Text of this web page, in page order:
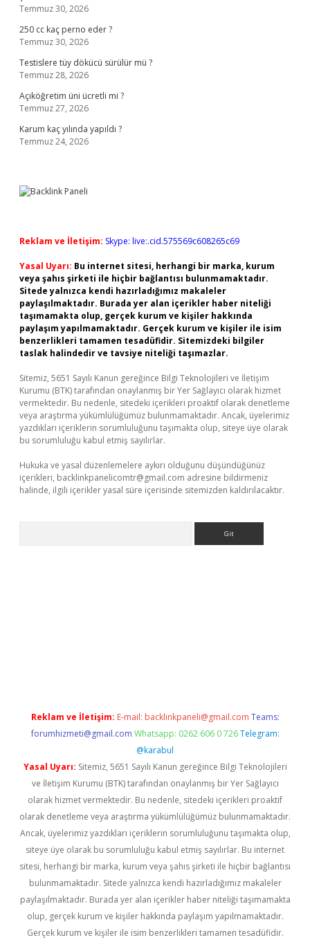
Temmuz 30, 2026
250 cc kaç perno eder ?
Temmuz 30, 2026
Testislere tüy dökücü sürülür mü ?
Temmuz 28, 2026
Açıköğretim üni ücretli mi ?
Temmuz 27, 2026
Karum kaç yılında yapıldı ?
Temmuz 24, 2026
Reklam ve İletişim: Skype: live:.cid.575569c608265c69
Yasal Uyarı: Bu internet sitesi, herhangi bir marka, kurum
veya şahıs şirketi ile hiçbir bağlantısı bulunmamaktadır.
Sitede yalnızca kendi hazırladığımız makaleler
paylaşılmaktadır. Burada yer alan içerikler haber niteliği
taşımamakta olup, gerçek kurum ve kişiler hakkında
paylaşım yapılmamaktadır. Gerçek kurum ve kişiler ile isim
benzerlikleri tamamen tesadüfidir. Sitemizdeki bilgiler
taslak halindedir ve tavsiye niteliği taşımazlar.
Sitemiz, 5651 Sayılı Kanun gereğince Bilgi Teknolojileri ve İletişim
Kurumu (BTK) tarafından onaylanmış bir Yer Sağlayıcı olarak hizmet
vermektedir. Bu nedenle, sitedeki içerikleri proaktif olarak denetleme
veya araştırma yükümlülüğümüz bulunmamaktadır. Ancak, üyelerimiz
yazdıkları içeriklerin sorumluluğunu taşımakta olup, siteye üye olarak
bu sorumluluğu kabul etmiş sayılırlar.
Hukuka ve yasal düzenlemelere aykırı olduğunu düşündüğünüz
içerikleri, backlinkpanelicomtr@gmail.com adresine bildirmeniz
halinde, ilgili içerikler yasal süre içerisinde sitemizden kaldırılacaktır.
Reklam ve İletişim: E-mail: backlinkpaneli@gmail.com Teams:
forumhizmeti@gmail.com Whatsapp: 0262 606 0 726 Telegram:
@karabul
Yasal Uyarı: Sitemiz, 5651 Sayılı Kanun gereğince Bilgi Teknolojileri
ve İletişim Kurumu (BTK) tarafından onaylanmış bir Yer Sağlayıcı
olarak hizmet vermektedir. Bu nedenle, sitedeki içerikleri proaktif
olarak denetleme veya araştırma yükümlülüğümüz bulunmamaktadır.
Ancak, üyelerimiz yazdıkları içeriklerin sorumluluğunu taşımakta olup,
siteye üye olarak bu sorumluluğu kabul etmiş sayılırlar. Bu internet
sitesi, herhangi bir marka, kurum veya şahıs şirketi ile hiçbir bağlantısı
bulunmamaktadır. Sitede yalnızca kendi hazırladığımız makaleler
paylaşılmaktadır. Burada yer alan içerikler haber niteliği taşımamakta
olup, gerçek kurum ve kişiler hakkında paylaşım yapılmamaktadır.
Gerçek kurum ve kişiler ile isim benzerlikleri tamamen tesadüfidir.